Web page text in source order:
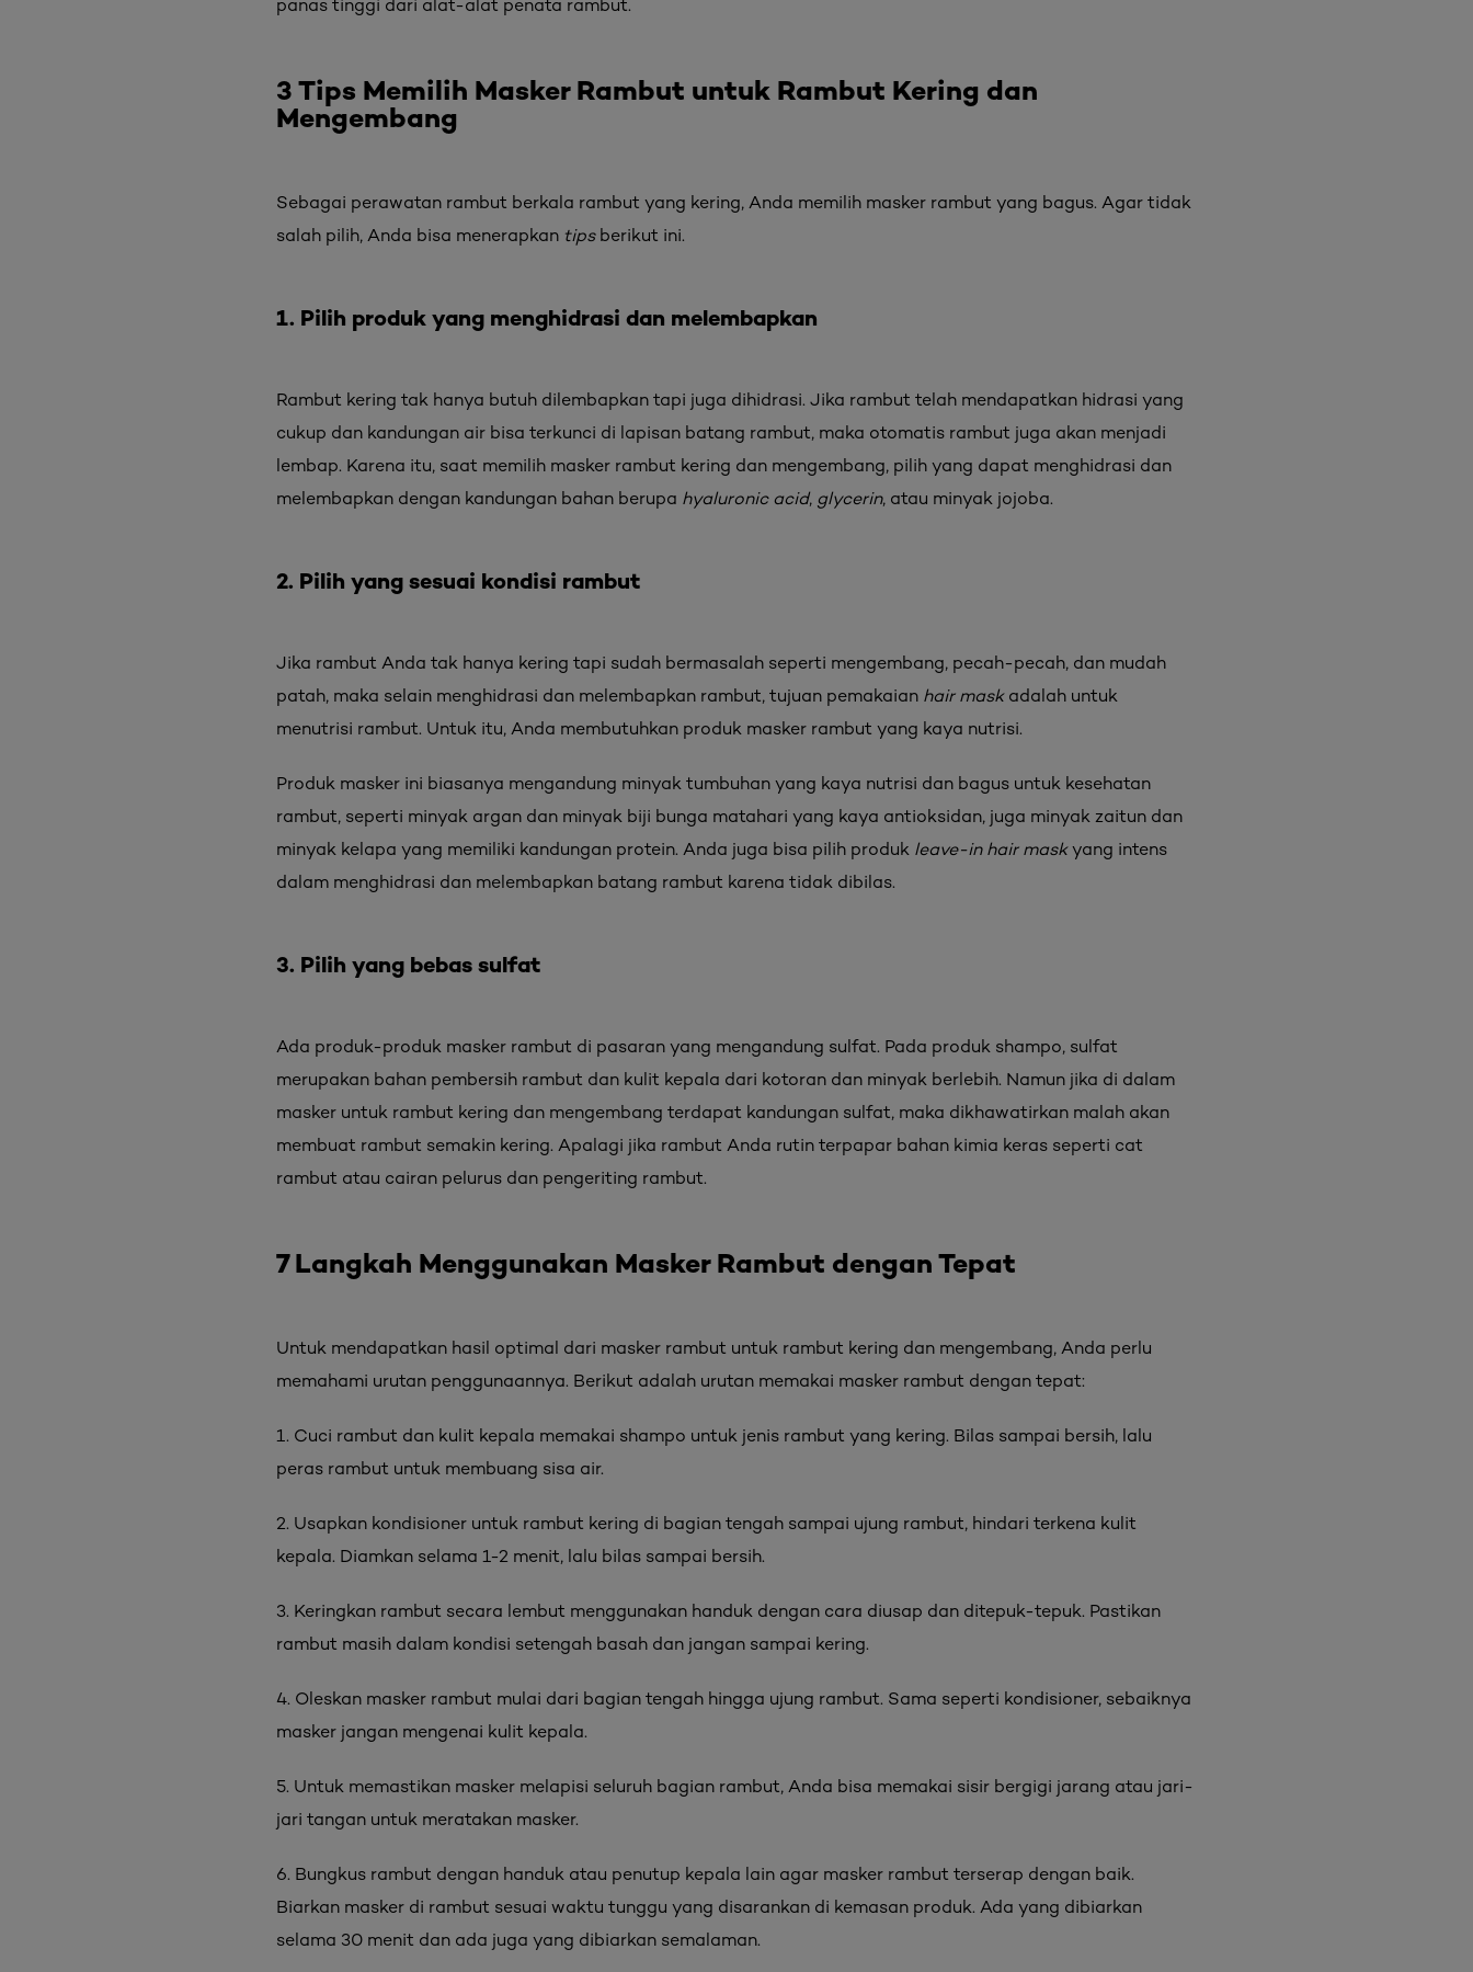
panas tinggi dari alat-alat penata rambut.
3 Tips Memilih Masker Rambut untuk Rambut Kering dan
Mengembang
Sebagai perawatan rambut berkala rambut yang kering, Anda memilih masker rambut yang bagus. Agar tidak
salah pilih, Anda bisa menerapkan tipsberikut ini.
1. Pilih produk yang menghidrasi dan melembapkan
Rambut kering tak hanya butuh dilembapkan tapi juga dihidrasi. Jika rambut telah mendapatkan hidrasi yang
cukup dan kandungan air bisa terkunci di lapisan batang rambut, maka otomatis rambut juga akan menjadi
lembap. Karena itu, saat memilih masker rambut kering dan mengembang, pilih yang dapat menghidrasi dan
melembapkan dengan kandungan bahan berupa hyaluronic acid, glycerin, atau minyak jojoba.
2. Pilih yang sesuai kondisi rambut
Jika rambut Anda tak hanya kering tapi sudah bermasalah seperti mengembang, pecah-pecah, dan mudah
patah, maka selain menghidrasi dan melembapkan rambut, tujuan pemakaian hair maskadalah untuk
menutrisi rambut. Untuk itu, Anda membutuhkan produk masker rambut yang kaya nutrisi.
Produk masker ini biasanya mengandung minyak tumbuhan yang kaya nutrisi dan bagus untuk kesehatan
rambut, seperti minyak argan dan minyak biji bunga matahari yang kaya antioksidan, juga minyak zaitun dan
minyak kelapa yang memiliki kandungan protein. Anda juga bisa pilih produk leave-in hair maskyang intens
dalam menghidrasi dan melembapkan batang rambut karena tidak dibilas.
3. Pilih yang bebas sulfat
Ada produk-produk masker rambut di pasaran yang mengandung sulfat. Pada produk shampo, sulfat
merupakan bahan pembersih rambut dan kulit kepala dari kotoran dan minyak berlebih. Namun jika di dalam
masker untuk rambut kering dan mengembang terdapat kandungan sulfat, maka dikhawatirkan malah akan
membuat rambut semakin kering. Apalagi jika rambut Anda rutin terpapar bahan kimia keras seperti cat
rambut atau cairan pelurus dan pengeriting rambut.
7 Langkah Menggunakan Masker Rambut dengan Tepat
Untuk mendapatkan hasil optimal dari masker rambut untuk rambut kering dan mengembang, Anda perlu
memahami urutan penggunaannya. Berikut adalah urutan memakai masker rambut dengan tepat:
1. Cuci rambut dan kulit kepala memakai shampo untuk jenis rambut yang kering. Bilas sampai bersih, lalu
peras rambut untuk membuang sisa air.
2. Usapkan kondisioner untuk rambut kering di bagian tengah sampai ujung rambut, hindari terkena kulit
kepala. Diamkan selama 1-2 menit, lalu bilas sampai bersih.
3. Keringkan rambut secara lembut menggunakan handuk dengan cara diusap dan ditepuk-tepuk. Pastikan
rambut masih dalam kondisi setengah basah dan jangan sampai kering.
4. Oleskan masker rambut mulai dari bagian tengah hingga ujung rambut. Sama seperti kondisioner, sebaiknya
masker jangan mengenai kulit kepala.
5. Untuk memastikan masker melapisi seluruh bagian rambut, Anda bisa memakai sisir bergigi jarang atau jari-
jari tangan untuk meratakan masker.
6. Bungkus rambut dengan handuk atau penutup kepala lain agar masker rambut terserap dengan baik.
Biarkan masker di rambut sesuai waktu tunggu yang disarankan di kemasan produk. Ada yang dibiarkan
selama 30 menit dan ada juga yang dibiarkan semalaman.